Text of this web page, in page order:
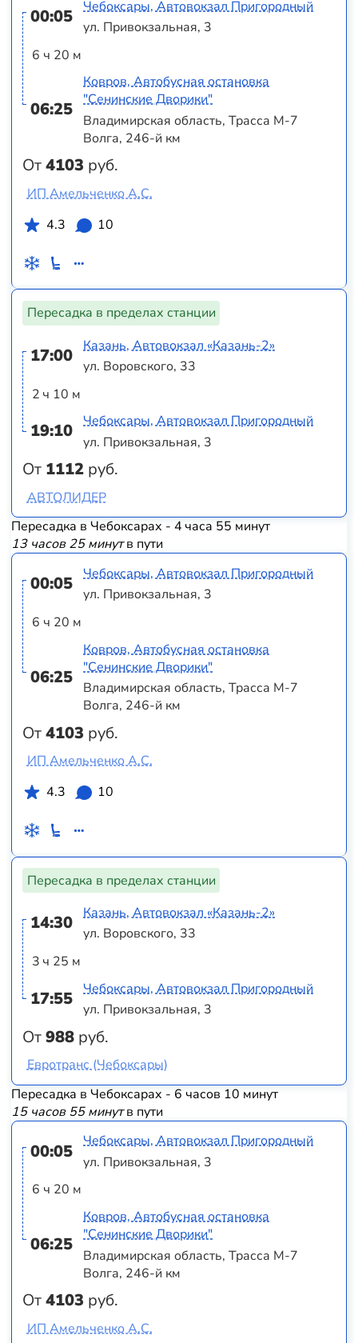
00:05
6 ч 20 м
06:25
От4103 руб.
Чебоксары, Автовокзал Пригородный
ул. Привокзальная, 3
Ковров, Автобусная остановка
"Сенинские Дворики"
Владимирская область, Трасса М-7
Волга, 246-й км
ИП Амельченко А.С.
4.3
10
Пересадка в пределах станции
17:00
2 ч 10 м
19:10
От 1112 руб.
Казань, Автовокзал «‎Казань-2»
ул. Воровского, 33
Чебоксары, Автовокзал Пригородный
ул. Привокзальная, 3
АВТОЛИДЕР
Пересадка в Чебоксарах - 4 часа 55 минут
13 часов 25 минутв пути
00:05
6 ч 20 м
06:25
От4103 руб.
Чебоксары, Автовокзал Пригородный
ул. Привокзальная, 3
Ковров, Автобусная остановка
"Сенинские Дворики"
Владимирская область, Трасса М-7
Волга, 246-й км
ИП Амельченко А.С.
4.3
10
Пересадка в пределах станции
14:30
3 ч 25 м
17:55
От988 руб.
Казань, Автовокзал «‎Казань-2»
ул. Воровского, 33
Чебоксары, Автовокзал Пригородный
ул. Привокзальная, 3
Евротранс (Чебоксары)
Пересадка в Чебоксарах - 6 часов 10 минут
15 часов 55 минутв пути
00:05
6 ч 20 м
06:25
От4103 руб.
Чебоксары, Автовокзал Пригородный
ул. Привокзальная, 3
Ковров, Автобусная остановка
"Сенинские Дворики"
Владимирская область, Трасса М-7
Волга, 246-й км
ИП Амельченко А.С.